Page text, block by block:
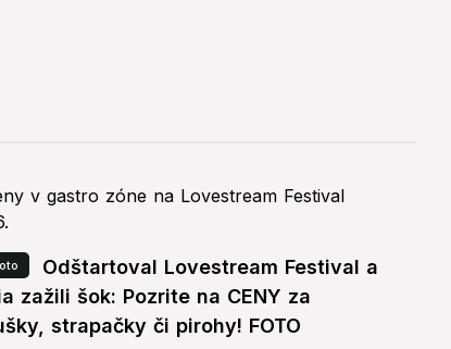
Odštartoval Lovestream Festival a
zažili šok: Pozrite na CENY za
strapačky či pirohy! FOTO